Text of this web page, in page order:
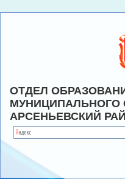
ОТДЕЛ
МУНИЦИПАЛЬНОГО
АРСЕНЬЕВСКИЙ